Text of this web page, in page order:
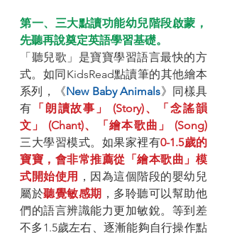
第一、三大點讀功能幼兒階段啟蒙，
先聽再說奠定英語學習基礎。
「聽兒歌」是寶寶學習語言最快的方
式。如同KidsRead點讀筆的其他繪本
系列，《New Baby Animals》​同樣具
有 「朗讀故事」 (Story)、「念謠韻
三大學習模式。如果家裡有0-1.5歲的
寶寶，會非常推薦從「繪本歌曲」模
式開始使用 ，因為這個階段的嬰幼兒
屬於聽覺敏感期 ，多聆聽可以幫助他
們的語言辨識能力更加敏銳。等到差
不多1.5歲左右、逐漸能夠自行操作點